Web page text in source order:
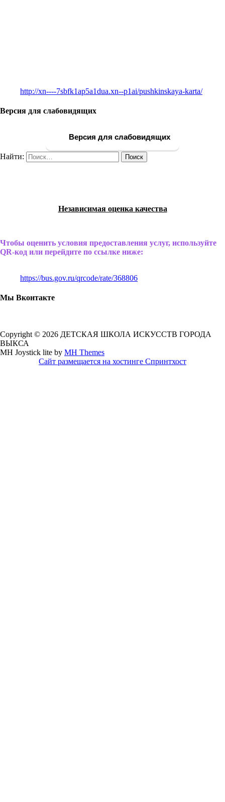
http://xn----7sbfk1ap5a1dua.xn--p1ai/pushkinskaya-karta/
Версия для слабовидящих
Версия для слабовидящих
Найти:
Независимая оценка качества
Чтобы оценить условия предоставления услуг, используйте
QR-код или перейдите по ссылке ниже:
https://bus.gov.ru/qrcode/rate/368806
Мы Вконтакте
Copyright © 2026 ДЕТСКАЯ ШКОЛА ИСКУССТВ ГОРОДА
ВЫКСА
MH Joystick lite by MH Themes
Сайт размещается на хостинге Спринтхост